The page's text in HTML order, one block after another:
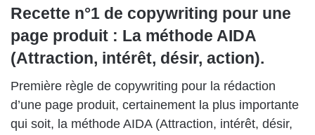
Recette n°1 de copywriting pour une
page produit : La méthode AIDA
(Attraction, intérêt, désir, action).
Première règle de copywriting pour la rédaction
d’une page produit, certainement la plus importante
qui soit, la méthode AIDA (Attraction, intérêt, désir,